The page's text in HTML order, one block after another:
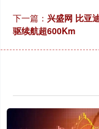
下一篇： 兴盛网 比亚
驱续航超600Km